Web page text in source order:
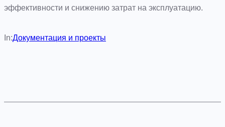
эффективности и снижению затрат на эксплуатацию.
In:Документация и проекты